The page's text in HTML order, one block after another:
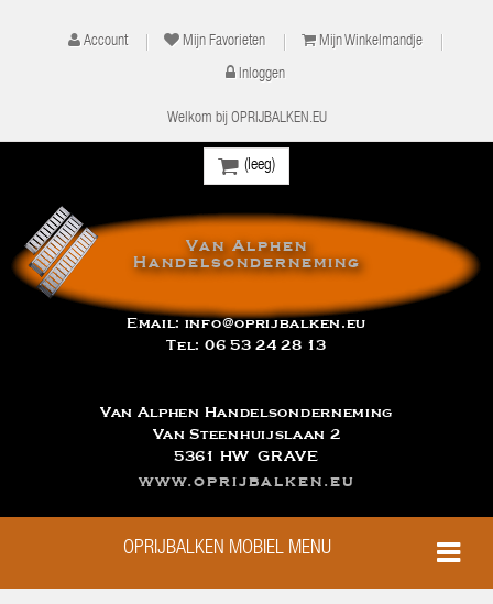
Account Mijn Favorieten Mijn Winkelmandje
Inloggen
Welkom bij OPRIJBALKEN.EU
(leeg)
Van Alphen
Handelsonderneming
Email: info@oprijbalken.eu
Tel: 06 53 24 28 13
Van Alphen Handelsonderneming
Van Steenhuijslaan 2
5361 HW GRAVE
www.oprijbalken.eu
OPRIJBALKEN MOBIEL MENU